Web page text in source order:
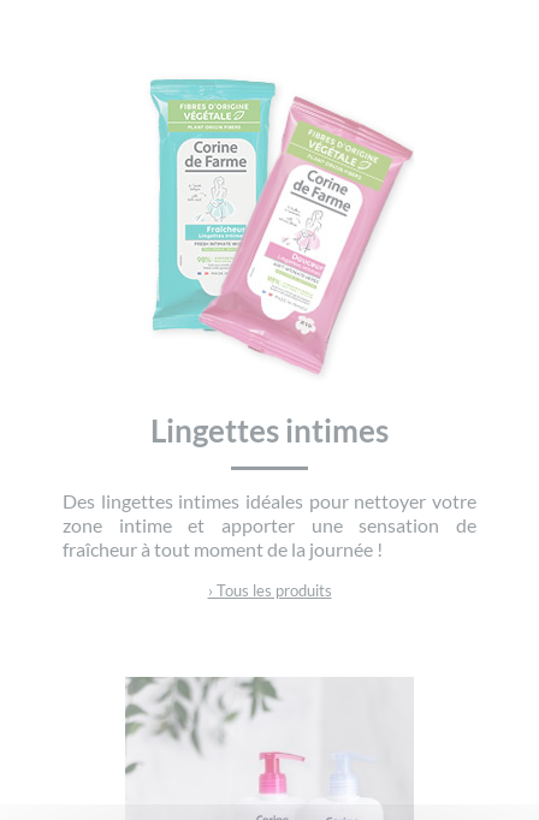
Lingettes intimes
Des lingettes intimes idéales pour nettoyer votre
zone intime et apporter une sensation de
fraîcheur à tout moment de la journée !
› Tous les produits